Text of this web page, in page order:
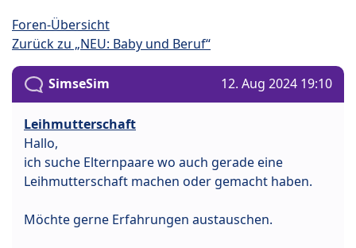
Foren-Übersicht
Zurück zu „NEU: Baby und Beruf“
SimseSim 12. Aug 2024 19:10
Leihmutterschaft
Hallo,
ich suche Elternpaare wo auch gerade eine
Leihmutterschaft machen oder gemacht haben.
Möchte gerne Erfahrungen austauschen.